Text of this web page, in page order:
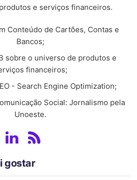
e serviços financeiros.
Conteúdo de Cartões, Contas e
Bancos;
sobre o universo de produtos e
financeiros;
- Search Engine Optimization;
Social: Jornalismo pela
Unoeste.
gostar